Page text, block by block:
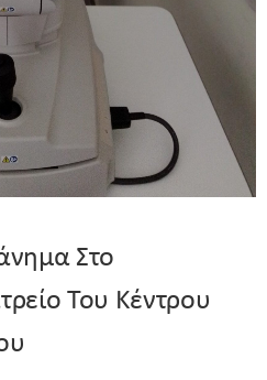
Στο
Του Κέντρου